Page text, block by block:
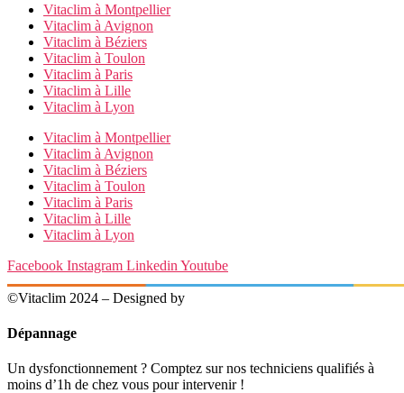
Vitaclim à Montpellier
Vitaclim à Avignon
Vitaclim à Béziers
Vitaclim à Toulon
Vitaclim à Paris
Vitaclim à Lille
Vitaclim à Lyon
Vitaclim à Montpellier
Vitaclim à Avignon
Vitaclim à Béziers
Vitaclim à Toulon
Vitaclim à Paris
Vitaclim à Lille
Vitaclim à Lyon
Facebook Instagram Linkedin Youtube
©Vitaclim 2024 – Designed by
Dépannage
Un dysfonctionnement ? Comptez sur nos techniciens qualifiés à
moins d’1h de chez vous pour intervenir !